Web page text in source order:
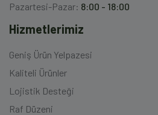
Pazartesi-Pazar: 8:00 - 18:00
Hizmetlerimiz
Geniş Ürün Yelpazesi
Kaliteli Ürünler
Lojistik Desteği
Raf Düzeni